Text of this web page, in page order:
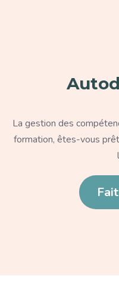
La gestion des
formation, êtes-vous